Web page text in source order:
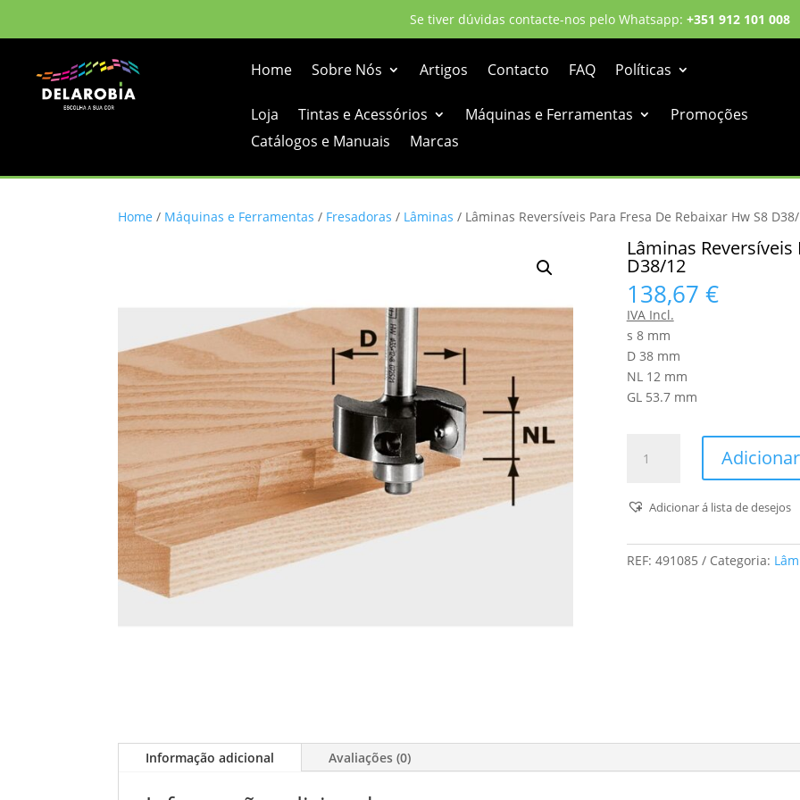
Se tiver dúvidas contacte-nos pelo Whatsapp: +351 912 101 008
Home Sobre Nós Artigos Contacto FAQ Políticas
Loja Tintas e Acessórios Máquinas e Ferramentas
Promoções
Catálogos e Manuais
Marcas
Home / Máquinas e Ferramentas / Fresadoras / Lâminas / Lâminas Reversíveis Para Fresa De Rebaixar Hw S8
Lâminas Reversíveis
D38/12
138,67 €
IVA Incl.
s 8 mm
D 38 mm
NL 12 mm
GL 53.7 mm
Reversíveis
Fresa
De
Adicionar
Adicionar á lista de desejos
REF: 491085 Categoria:
Informação adicional Avaliações (0)